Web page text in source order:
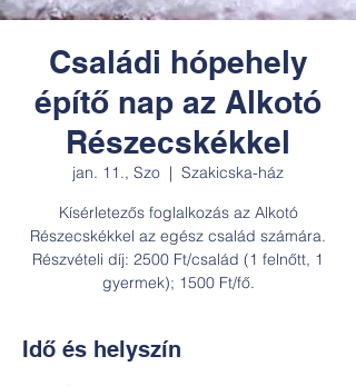
Családi hópehely
építő nap az Alkotó
Részecskékkel
jan. 11., Szo
  |
Szakicska-ház
Kísérletezős foglalkozás az Alkotó
Részecskékkel az egész család számára.
Részvételi díj: 2500 Ft/család (1 felnőtt, 1
gyermek); 1500 Ft/fő.
Idő és helyszín